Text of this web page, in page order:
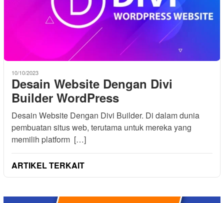
10/10/2023
Desain Website Dengan Divi
Builder WordPress
Desain Website Dengan Divi Builder. Di dalam dunia
pembuatan situs web, terutama untuk mereka yang
memilih platform […]
ARTIKEL TERKAIT